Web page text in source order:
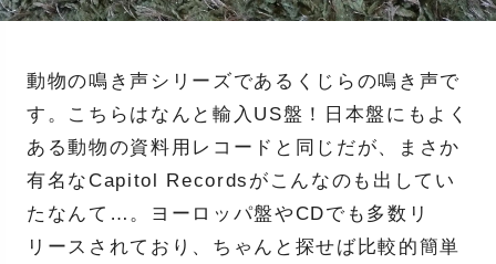
動物の鳴き声シリーズであるくじらの鳴き声で
す。こちらはなんと輸入US盤！日本盤にもよく
ある動物の資料用レコードと同じだが、まさか
有名なCapitol Recordsがこんなのも出してい
たなんて…。ヨーロッパ盤やCDでも多数リ
リースされており、ちゃんと探せば比較的簡単